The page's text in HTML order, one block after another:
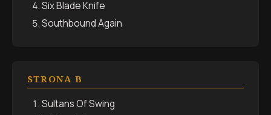
Six Blade Knife
Southbound Again
STRONA B
Sultans Of Swing